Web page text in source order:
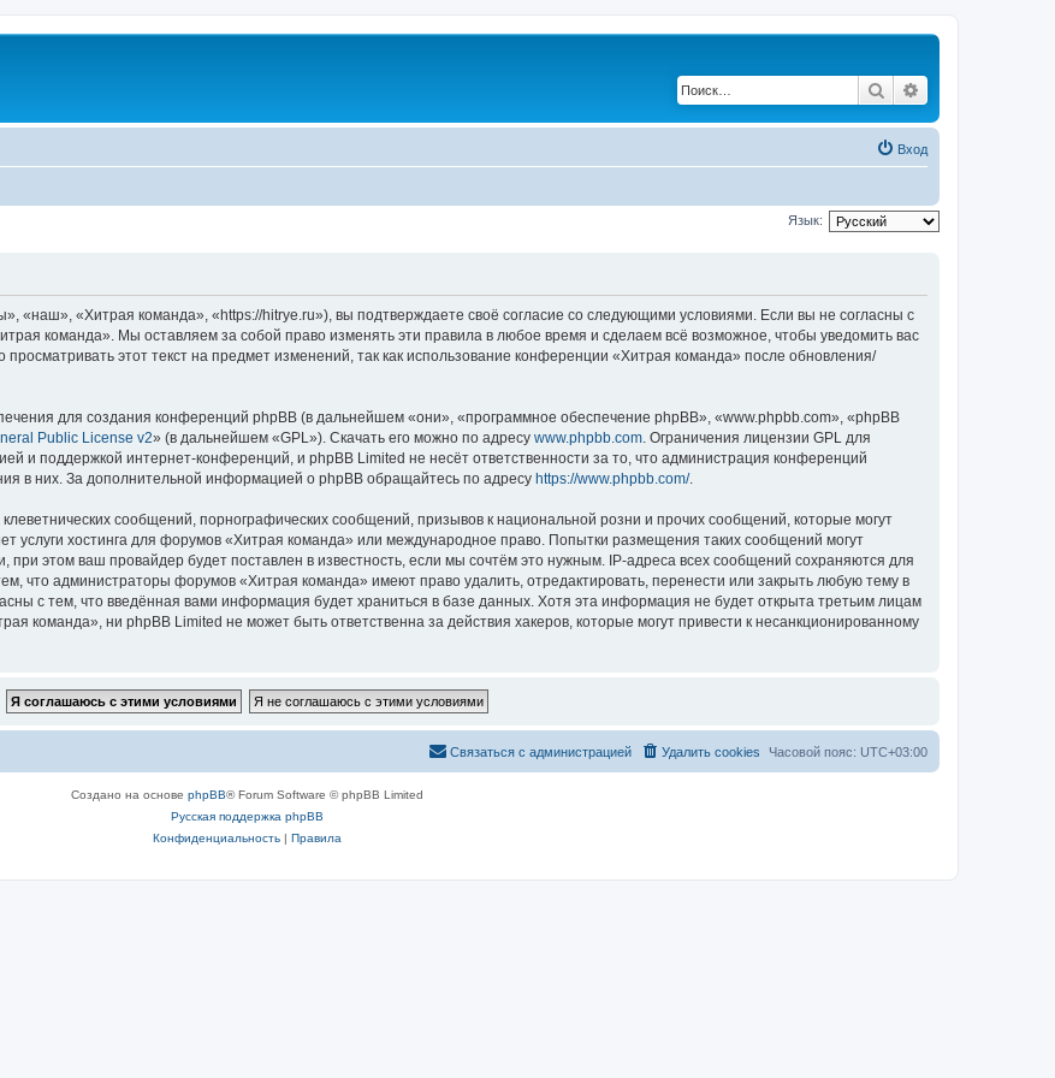
Поиск
Вход
Язык:
«Хитрая команда», «https://hitrye.ru»), вы подтверждаете своё согласие со следующими условиями. Если вы не согласны с
команда». Мы оставляем за собой право изменять эти правила в любое время и сделаем всё возможное, чтобы уведомить вас
этот текст на предмет изменений, так как использование конференции «Хитрая команда» после обновления/
для создания конференций phpBB (в дальнейшем «они», «программное обеспечение phpBB», «www.phpbb.com», «phpBB
Public License v2» (в дальнейшем «GPL»). Скачать его можно по адресу www.phpbb.com . Ограничения лицензии GPL для
и поддержкой интернет-конференций, и phpBB Limited не несёт ответственности за то, что администрация конференций
в них. За дополнительной информацией о phpBB обращайтесь по адресу https://www.phpbb.com/.
сообщений, порнографических сообщений, призывов к национальной розни и прочих сообщений, которые могут
услуги хостинга для форумов «Хитрая команда» или международное право. Попытки размещения таких сообщений могут
этом ваш провайдер будет поставлен в известность, если мы сочтём это нужным. IP-адреса всех сообщений сохраняются для
что администраторы форумов «Хитрая команда» имеют право удалить, отредактировать, перенести или закрыть любую тему в
с тем, что введённая вами информация будет храниться в базе данных. Хотя эта информация не будет открыта третьим лицам
команда», ни phpBB Limited не может быть ответственна за действия хакеров, которые могут привести к несанкционированному
Часовой пояс: UTC+03:00
Удалить cookies
Связаться с администрацией
Создано на основе phpBB® Forum Software © phpBB Limited
Русская поддержка phpBB
Конфиденциальность| Правила